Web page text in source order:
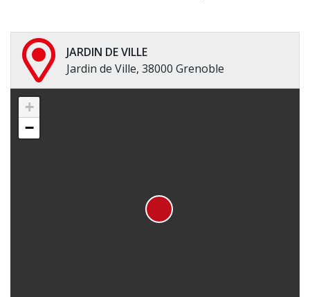
JARDIN DE VILLE
Jardin de Ville, 38000 Grenoble
+
−